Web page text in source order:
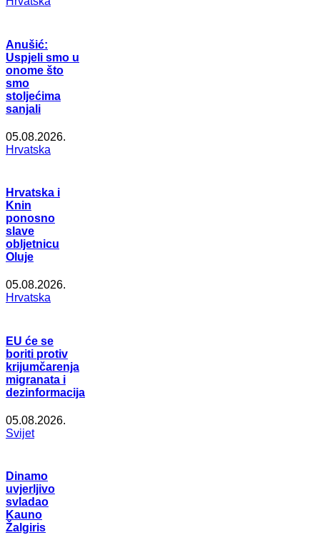
Anušić:
Uspjeli smo u
onome što
smo
stoljećima
sanjali
05.08.2026.
Hrvatska
Hrvatska i
Knin
ponosno
slave
obljetnicu
Oluje
05.08.2026.
Hrvatska
EU će se
boriti protiv
krijumčarenja
migranata i
dezinformacija
05.08.2026.
Svijet
Dinamo
uvjerljivo
svladao
Kauno
Žalgiris